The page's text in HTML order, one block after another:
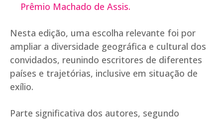
Prêmio Machado de Assis.
Nesta edição, uma escolha relevante foi por
ampliar a diversidade geográfica e cultural dos
convidados, reunindo escritores de diferentes
países e trajetórias, inclusive em situação de
exílio.
Parte significativa dos autores, segundo